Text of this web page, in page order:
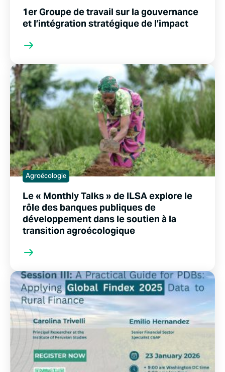
1er Groupe de travail sur la gouvernance
et l’intégration stratégique de l’impact
Agroécologie
Le « Monthly Talks » de ILSA explore le
rôle des banques publiques de
développement dans le soutien à la
transition agroécologique